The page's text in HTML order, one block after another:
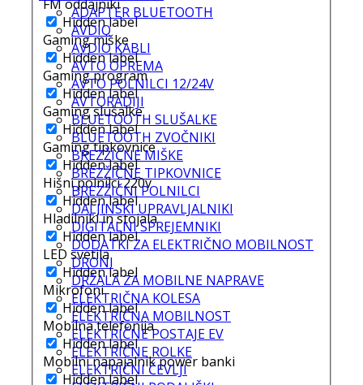
FM oddajniki
Hidden label
Gaming miške
Hidden label
Gaming program
Hidden label
Gaming slušalke
Hidden label
Gaming tipkovnice
Hidden label
Hišni polnilci 220v
Hidden label
Hladilniki in stojala
Hidden label
LED svetila
Hidden label
Mikrofoni
Hidden label
Mobilna telefonija
Hidden label
Mobilni napajalnik power banki
Hidden label
ADAPTER BLUETOOTH
AVDIO
AVDIO KABLI
AVTO OPREMA
AVTO POLNILCI 12/24V
AVTORADIJI
BLUETOOTH SLUŠALKE
BLUETOOTH ZVOČNIKI
BREZŽIČNE MIŠKE
BREZŽIČNE TIPKOVNICE
BREZŽIČNI POLNILCI
DALJINSKI UPRAVLJALNIKI
DIGITALNI SPREJEMNIKI
DODATKI ZA ELEKTRIČNO MOBILNOST
DRONI
DRŽALA ZA MOBILNE NAPRAVE
ELEKTRIČNA KOLESA
ELEKTRIČNA MOBILNOST
ELEKTRIČNE POSTAJE EV
ELEKTRIČNE ROLKE
ELEKTRIČNI ČEVLJI